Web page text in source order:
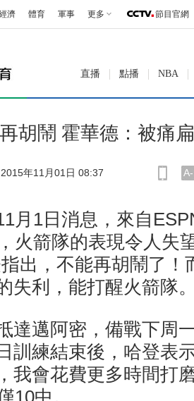
濟 體育 軍事 更多 節目官網
直播 點播 NBA
胡鬧 霍華德：被痛
年11月01日 08:37 A-
1日消息，來自
火箭隊的表現令人失
出，不能再胡鬧了！
失利，能打醒火箭隊
邁阿密，備戰下周
訓練結束後，哈登表
我會花費更多時間打
10中。